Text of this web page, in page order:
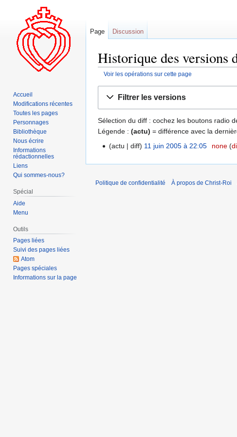
Historique des versions
Voir les opérations sur cette page
navigation
recherche
Filtrer les versions
Sélection du diff : cochez les boutons radio
Légende : (actu) = différence avec la
actu
diff 11 juin 2005 à 22:05 none
Page Discussion
Accueil
Modifications récentes
Toutes les pages
Personnages
Bibliothèque
Nous écrire
Informations
rédactionnelles
Liens
Qui sommes-nous?
Spécial
Aide
Menu
Outils
Pages liées
Suivi des pages liées
Atom
Pages spéciales
Informations sur la page
Politique de confidentialité À propos de Christ-Roi